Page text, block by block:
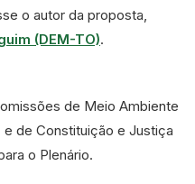
o autor da proposta,
(DEM-TO).
de Meio Ambiente
de Constituição e Justiça
o Plenário.